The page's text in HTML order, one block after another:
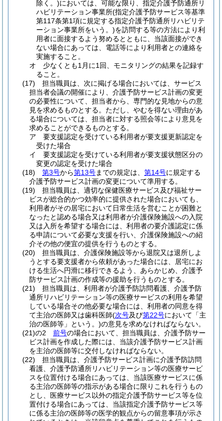
除く。)においては、可能な限り、指定介護予防通所リ
ハビリテーション事業所(指定介護予防サービス等基準
第117条第1項に規定する指定介護予防通所リハビリテ
ーション事業所をいう。)を訪問する等の方法により利
用者に面接するよう努めるとともに、当該面接ができ
ない場合にあっては、電話等により利用者との連絡を
実施すること。
オ
少なくとも1月に1回、モニタリングの結果を記録す
ること。
(17)
担当職員は、次に掲げる場合においては、サービス
担当者会議の開催により、介護予防サービス計画の変更
の必要性について、担当者から、専門的な見地からの意
見を求めるものとする。 ただし、やむを得ない理由があ
る場合については、担当者に対する照会等により意見を
求めることができるものとする。
ア
要支援認定を受けている利用者が要支援更新認定を
受けた場合
イ
要支援認定を受けている利用者が要支援状態区分の
変更の認定を受けた場合
(18)
第3号から第13号までの規定は、 第14号に規定する
介護予防サービス計画の変更について準用する。
(19)
担当職員は、適切な保健医療サービス及び福祉サー
ビスが総合的かつ効率的に提供された場合においても、
利用者がその居宅において日常生活を営むことが困難と
なったと認める場合又は利用者が介護保険施設への入院
又は入所を希望する場合には、利用者の要介護認定に係
る申請について必要な支援を行い、介護保険施設への紹
介その他の便宜の提供を行うものとする。
(20)
担当職員は、介護保険施設等から退院又は退所しよ
うとする要支援者から依頼があった場合には、居宅にお
ける生活へ円滑に移行できるよう、あらかじめ、介護予
防サービス計画の作成等の援助を行うものとする。
(21)
担当職員は、利用者が介護予防訪問看護、介護予防
通所リハビリテーション等の医療サービスの利用を希望
している場合その他必要な場合には、利用者の同意を得
て主治の医師又は歯科医師(次号及び第22号において「主
治の医師等」という。)の意見を求めなければならない。
(21)の2
前号の場合において、担当職員は、介護予防サー
ビス計画を作成した際には、当該介護予防サービス計画
を主治の医師等に交付しなければならない。
(22)
担当職員は、介護予防サービス計画に介護予防訪問
看護、介護予防通所リハビリテーション等の医療サービ
スを位置付ける場合にあっては、当該医療サービスに係
る主治の医師等の指示がある場合に限りこれを行うもの
とし、医療サービス以外の指定介護予防サービス等を位
置付ける場合にあっては、当該指定介護予防サービス等
に係る主治の医師等の医学的観点からの留意事項が示さ